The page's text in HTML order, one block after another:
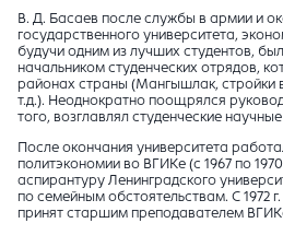
В. Д. Басаев после службы в армии и
государственного университета,
будучи одним из лучших студентов,
начальником студенческих отрядов,
районах страны (Мангышлак, стройки
т.д.). Неоднократно поощрялся
того, возглавлял студенческие
После окончания университета
политэкономии во ВГИКе (с 1967 по 1970
аспирантуру Ленинградского
по семейным обстоятельствам. С 1972
принят старшим преподавателем